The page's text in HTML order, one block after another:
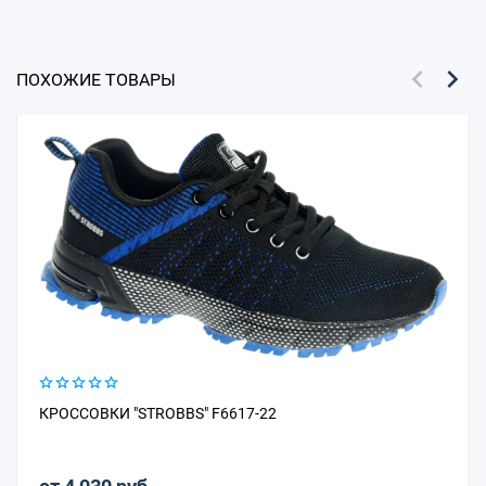
ПОХОЖИЕ ТОВАРЫ
КРОССОВКИ "STROBBS" F6617-22